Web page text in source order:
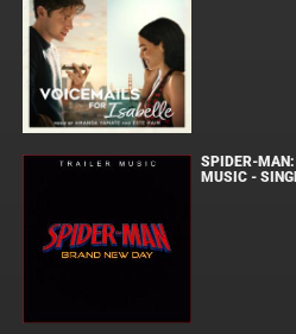
SPIDER-MAN:
MUSIC -